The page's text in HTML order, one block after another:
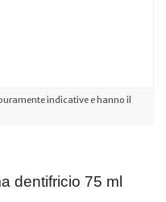
indicative e hanno il
dentifricio 75 ml